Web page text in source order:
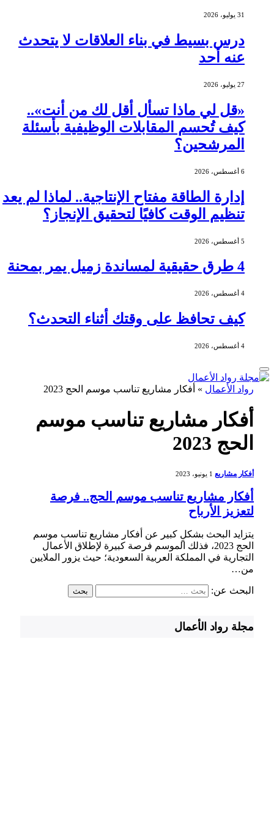
31 يوليو، 2026
درس بسيط في بناء العلاقات لا يتحدث
عنه أحد
27 يوليو، 2026
«قل لي ماذا تسأل أقل لك من أنت»..
كيف تُحسم المقابلات الوظيفية بأسئلة
المرشحين؟
6 أغسطس، 2026
إدارة الطاقة مفتاح الإنتاجية.. لماذا لم يعد
تنظيم الوقت كافيًا لتحقيق الإنجاز؟
5 أغسطس، 2026
4 طرق حقيقية لمساندة زميل يمر بمحنة
4 أغسطس، 2026
كيف تحافظ على وقتك أثناء التحدث؟
4 أغسطس، 2026
رواد الأعمال» أفكار مشاريع تناسب موسم الحج 2023
أفكار مشاريع تناسب موسم
الحج 2023
أفكار مشاريع 1 يونيو، 2023
أفكار مشاريع تناسب موسم الحج.. فرصة
لتعزيز الأرباح
يتزايد البحث بشكلٍ كبير عن أفكار مشاريع تناسب موسم
الحج 2023، فذلك الموسم فرصة كبيرة لإطلاق الأعمال
التجارية في المملكة العربية السعودية؛ حيث يزور الملايين
من…
البحث عن:
مجلة رواد الأعمال